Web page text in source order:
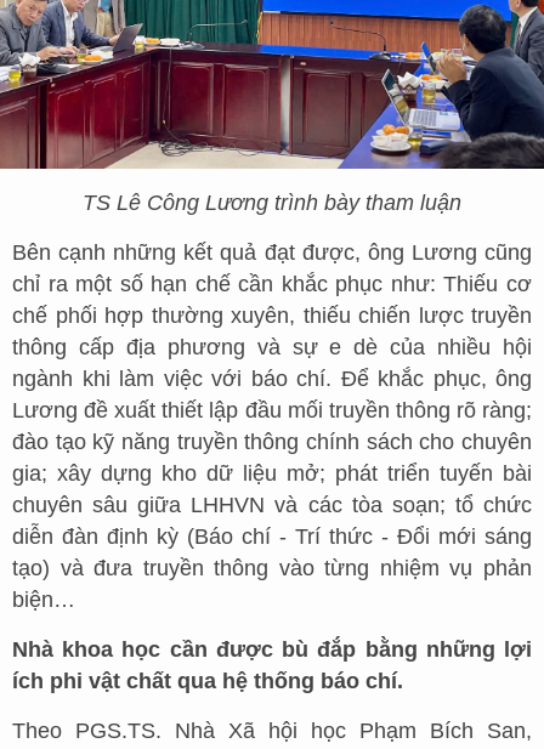
TS Lê Công Lương trình bày tham luận
Bên cạnh những kết quả đạt được, ông Lương cũng
chỉ ra một số hạn chế cần khắc phục như: Thiếu cơ
chế phối hợp thường xuyên, thiếu chiến lược truyền
thông cấp địa phương và sự e dè của nhiều hội
ngành khi làm việc với báo chí. Để khắc phục, ông
Lương đề xuất thiết lập đầu mối truyền thông rõ ràng;
đào tạo kỹ năng truyền thông chính sách cho chuyên
gia; xây dựng kho dữ liệu mở; phát triển tuyến bài
chuyên sâu giữa LHHVN và các tòa soạn; tổ chức
diễn đàn định kỳ (Báo chí - Trí thức - Đổi mới sáng
tạo) và đưa truyền thông vào từng nhiệm vụ phản
biện…
Nhà khoa học cần được bù đắp bằng những lợi
ích phi vật chất qua hệ thống báo chí.
Theo PGS.TS. Nhà Xã hội học Phạm Bích San,